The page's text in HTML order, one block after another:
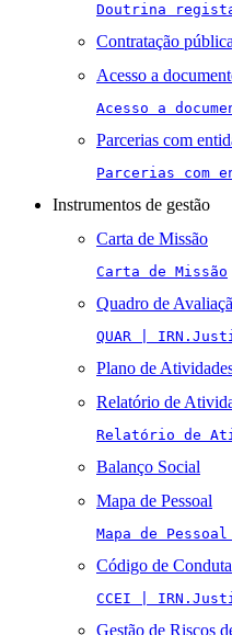
Doutrina
Contratação pública
Acesso a
Acesso a
Parcerias com
Parcerias com
Instrumentos de gestão
Carta de Missão
Carta de Missão
Quadro de
QUAR |
Plano de
Relatório de
Relatório de
Balanço Social
Mapa de Pessoal
Mapa de
Código de
CCEI |
Gestão de Riscos